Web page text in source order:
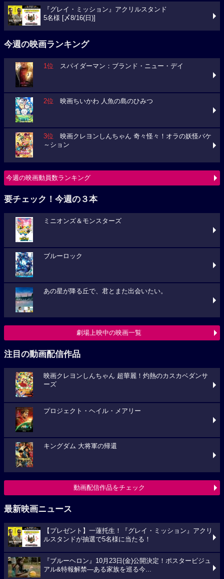
『グレイ・ミッション』アクリルスタンド
5名様 [〆8/16(日)]
今週の映画ランキング
1位 スパイダーマン：ブランド・ニュー・デイ
2位 映画ちいかわ 人魚の島のひみつ
3位 映画クレヨンしんちゃん 奇々怪々！オラの妖怪バケ
～ション
今週の映画動員数ランキング
要チェック！今週の３本
ミニオンズ＆モンスターズ
ブルーロック
あの星が降る丘で、君とまた出会いたい。
劇場上映中の映画一覧
注目の動画配信作品
映画クレヨンしんちゃん 超華麗！灼熱のカスカベダンサ
ーズ
プロジェクト・ヘイル・メアリー
キングダム 大将軍の帰還
動画配信作品をチェック
最新映画ニュース
【プレゼント】一蓮托生！『グレイ・ミッション』アクリ
ルスタンドが抽選で5名様に当たる！
『ブルーヘロン』10月23日(金)公開決定！ポスタービジュ
アル&特報解禁―ある家族を巡る今...